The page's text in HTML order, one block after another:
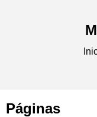
Páginas